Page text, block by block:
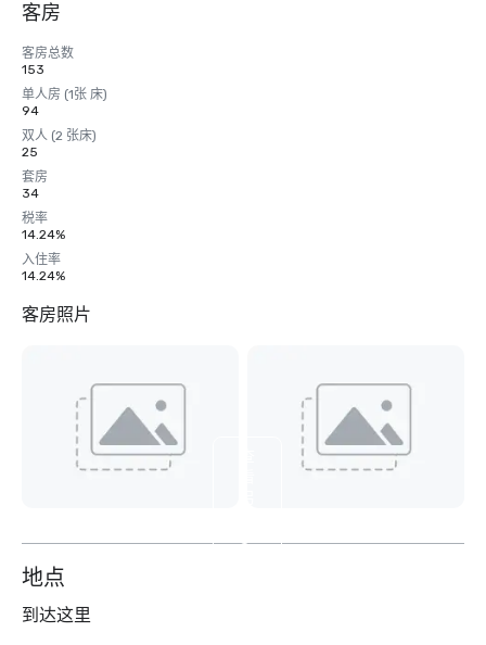
客房
客房总数
153
单人房 (1张 床)
94
双人 (2 张床)
25
套房
34
税率
14.24%
入住率
14.24%
客房照片
8
地点
到达这里